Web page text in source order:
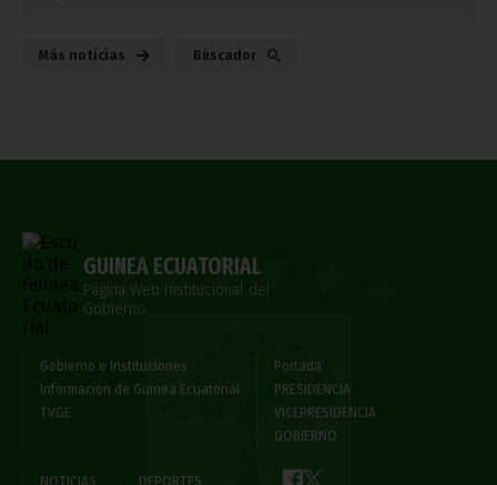
Más noticias Búscador
GUINEA ECUATORIAL
Página Web Institucional del
Gobierno
Gobierno e Instituciones
Información de Guinea Ecuatorial
TVGE
Portada
PRESIDENCIA
VICEPRESIDENCIA
GOBIERNO
NOTICIAS DEPORTES